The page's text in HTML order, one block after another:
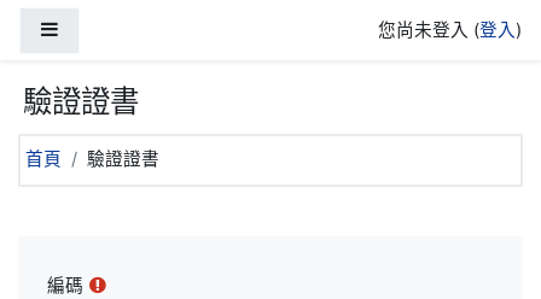
您尚未登入 (登入)
驗證證書
首頁 驗證證書
編碼